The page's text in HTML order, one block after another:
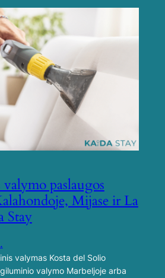
paslaugos
Mijase ir La
Stay
valymas Kosta del Solio
valymo Marbeljoje arba